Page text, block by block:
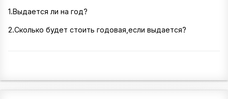
1.Выдается ли на год?
2.Сколько будет стоить годовая,если выдается?